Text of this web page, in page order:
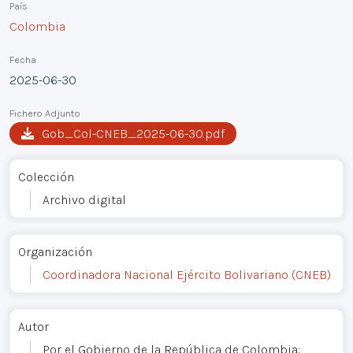
País
Colombia
Fecha
2025-06-30
Fichero Adjunto
Gob_Col-CNEB_2025-06-30.pdf
Colección
Archivo digital
Organización
Coordinadora Nacional Ejército Bolivariano (CNEB)
Autor
Por el Gobierno de la República de Colombia: